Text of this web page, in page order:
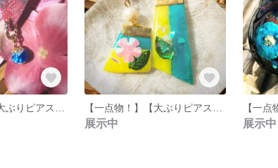
展示中 展示中